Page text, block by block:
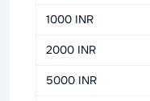
1000 INR
2000 INR
5000 INR